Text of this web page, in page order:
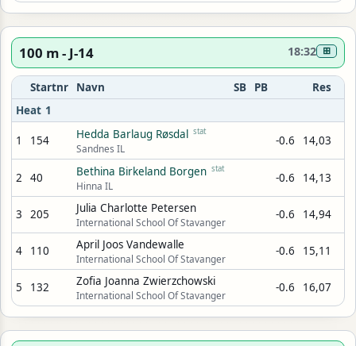
100 m - J-14 18:32 ⊞
Startnr Navn SB PB
Res
Heat 1
1 154 Hedda Barlaug Røsdal stat
Sandnes IL
-0.6 14,03
2 40 Bethina Birkeland Borgen stat
Hinna IL
-0.6 14,13
3 205 Julia Charlotte Petersen
International School Of Stavanger
-0.6 14,94
4 110 April Joos Vandewalle
International School Of Stavanger
-0.6 15,11
5 132 Zofia Joanna Zwierzchowski
International School Of Stavanger
-0.6 16,07